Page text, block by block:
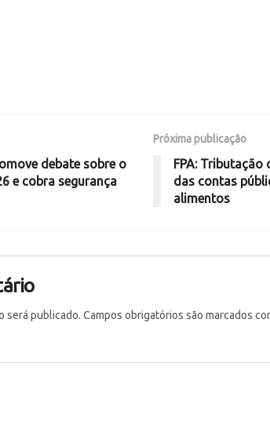
debate sobre o
e cobra segurança
Próxima publicação
FPA: Tributação
das contas
alimentos
será publicado. Campos obrigatórios são marcados